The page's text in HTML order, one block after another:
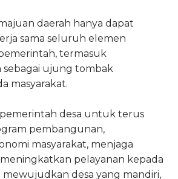
daerah hanya dapat
sama seluruh elemen
termasuk
sebagai ujung tombak
masyarakat.
pemerintah desa untuk terus
pembangunan,
masyarakat, menjaga
pelayanan kepada
mewujudkan desa yang mandiri,